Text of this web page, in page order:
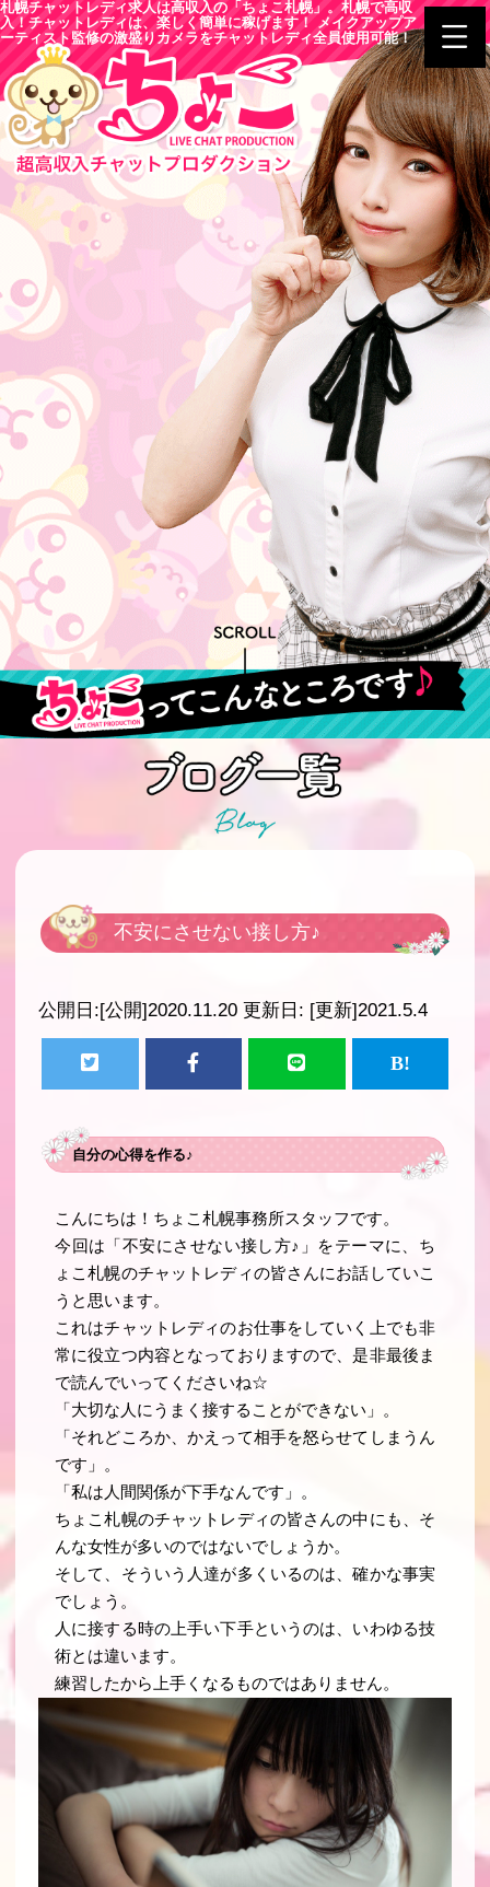
札幌チャットレディ求人は高収入の「ちょこ札幌」。札幌で高収
入！チャットレディは、楽しく簡単に稼げます！ メイクアップア
ーティスト監修の激盛りカメラをチャットレディ全員使用可能！
不安にさせない接し方♪
公開日:[公開]2020.11.20 更新日: [更新]2021.5.4
自分の心得を作る♪
こんにちは！ちょこ札幌事務所スタッフです。
今回は「不安にさせない接し方♪」をテーマに、ち
ょこ札幌のチャットレディの皆さんにお話していこ
うと思います。
これはチャットレディのお仕事をしていく上でも非
常に役立つ内容となっておりますので、是非最後ま
で読んでいってくださいね☆
「大切な人にうまく接することができない」。
「それどころか、かえって相手を怒らせてしまうん
です」。
「私は人間関係が下手なんです」。
ちょこ札幌のチャットレディの皆さんの中にも、そ
んな女性が多いのではないでしょうか。
そして、そういう人達が多くいるのは、確かな事実
でしょう。
人に接する時の上手い下手というのは、いわゆる技
術とは違います。
練習したから上手くなるものではありません。